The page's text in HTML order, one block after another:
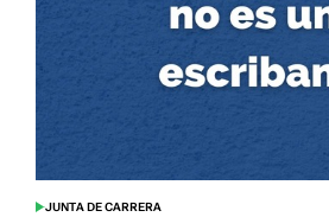
POSTED
JUNTA DE CARRERA